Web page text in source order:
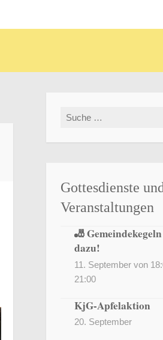
Suche nach:
Gottesdienste
Veranstaltungen
🎳
dazu!
11. September von
21:00
KjG-Apfelaktion
20. September